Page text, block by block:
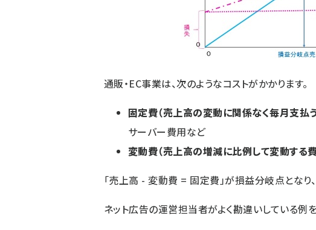
通販・EC事業は、次のようなコストがかかります。
固定費（売上高の変動に関係なく毎月支払
サーバー費用など
変動費（売上高の増減に比例して変動する費
「売上高 - 変動費 = 固定費」が損益分岐点となり
ネット広告の運営担当者がよく勘違いしている例を